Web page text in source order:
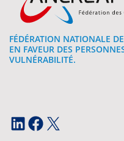
FÉDÉRATION NATIONALE
EN FAVEUR DES
VULNÉRABILITÉ.
LinkedIn Facebook X